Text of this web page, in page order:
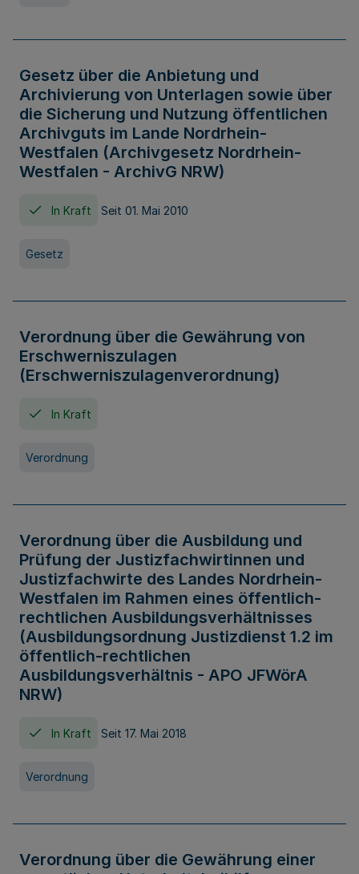
Gesetz über die Anbietung und
Archivierung von Unterlagen sowie über
die Sicherung und Nutzung öffentlichen
Archivguts im Lande Nordrhein-
Westfalen (Archivgesetz Nordrhein-
Westfalen - ArchivG NRW)
In Kraft Seit 01. Mai 2010
Gesetz
Verordnung über die Gewährung von
Erschwerniszulagen
(Erschwerniszulagenverordnung)
In Kraft
Verordnung
Verordnung über die Ausbildung und
Prüfung der Justizfachwirtinnen und
Justizfachwirte des Landes Nordrhein-
Westfalen im Rahmen eines öffentlich-
rechtlichen Ausbildungsverhältnisses
(Ausbildungsordnung Justizdienst 1.2 im
öffentlich-rechtlichen
Ausbildungsverhältnis - APO JFWörA
NRW)
In Kraft Seit 17. Mai 2018
Verordnung
Verordnung über die Gewährung einer